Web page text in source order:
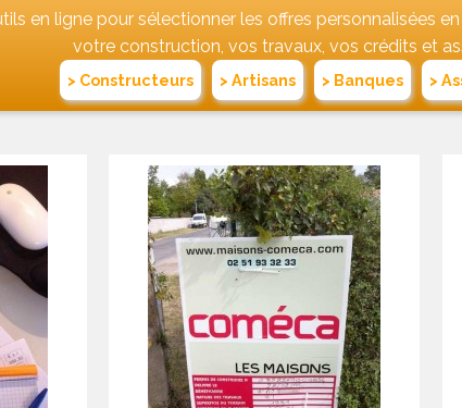
en ligne pour sélectionner les offres personnalisées
votre construction, vos travaux, vos crédits et
> Constructeurs > Artisans > Banques >